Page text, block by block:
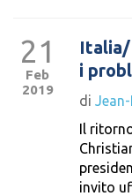
21
Feb
2019
Italia/
i
di
Il
invito